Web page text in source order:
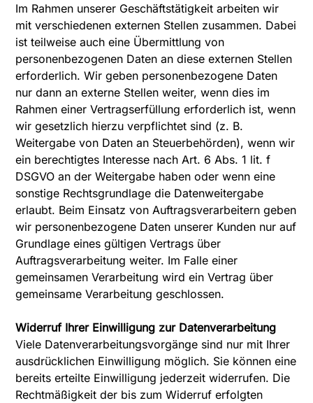
Im Rahmen unserer Geschäftstätigkeit arbeiten wir
mit verschiedenen externen Stellen zusammen. Dabei
ist teilweise auch eine Übermittlung von
personenbezogenen Daten an diese externen Stellen
erforderlich. Wir geben personenbezogene Daten
nur dann an externe Stellen weiter, wenn dies im
Rahmen einer Vertragserfüllung erforderlich ist, wenn
wir gesetzlich hierzu verpflichtet sind (z. B.
Weitergabe von Daten an Steuerbehörden), wenn wir
ein berechtigtes Interesse nach Art. 6 Abs. 1 lit. f
DSGVO an der Weitergabe haben oder wenn eine
sonstige Rechtsgrundlage die Datenweitergabe
erlaubt. Beim Einsatz von Auftragsverarbeitern geben
wir personenbezogene Daten unserer Kunden nur auf
Grundlage eines gültigen Vertrags über
Auftragsverarbeitung weiter. Im Falle einer
gemeinsamen Verarbeitung wird ein Vertrag über
gemeinsame Verarbeitung geschlossen.
Widerruf Ihrer Einwilligung zur Datenverarbeitung
Viele Datenverarbeitungsvorgänge sind nur mit Ihrer
ausdrücklichen Einwilligung möglich. Sie können eine
bereits erteilte Einwilligung jederzeit widerrufen. Die
Rechtmäßigkeit der bis zum Widerruf erfolgten